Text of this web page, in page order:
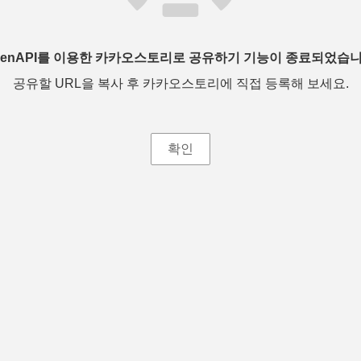
를 이용한 카카오스토리로 공유하기 기능이 종료되었습
공유할 URL을 복사 후 카카오스토리에 직접 등록해 보세요.
확인